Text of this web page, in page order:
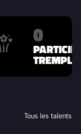
0
Tous les talents